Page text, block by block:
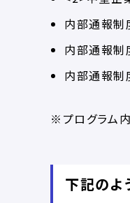
内部通報制
内部通報制
内部通報制
※プログラム
下記のよ